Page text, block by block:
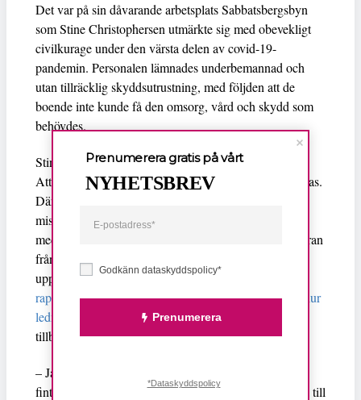
Det var på sin dåvarande arbetsplats Sabbatsbergsbyn
som Stine Christophersen utmärkte sig med obevekligt
civilkurage under den värsta delen av covid-19-
pandemin. Personalen lämnades underbemannad och
utan tillräcklig skyddsutrustning, med följden att de
boende inte kunde få den omsorg, vård och skydd som
behövdes.
Stine Christophersen hörde då av sig till ledningen på
Attendo för att kräva svar och hjälp, utan att hörsammas.
Därefter larmade hon och andra anställda om
missförhållandena i media. Den enda som framträdde
med namn var Christophersen, vilket ledde till en erinran
från Attendos ledning för illojalitet och att hon
uppmanades söka annat jobb. Först när medier
rapporterat om dolda ljudinspelningar som avslöjade hur
ledningen valde att hantera situationen
tillbaka och Christophersen fick en ursäkt.
– Jag är otroligt glad och stolt över att få ta emot ett så
fint och viktigt pris. Jag hoppas att jag inspirerat andra till
Godkänn dataskyddspolicy*
Prenumerera
Prenumerera gratis på vårt
NYHETSBREV
*Dataskyddspolicy